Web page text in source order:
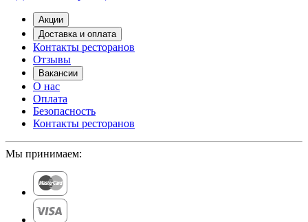
Акции
Доставка и оплата
Контакты ресторанов
Отзывы
Вакансии
О нас
Оплата
Безопасность
Контакты ресторанов
Мы принимаем: